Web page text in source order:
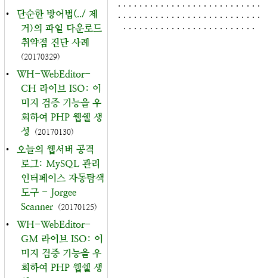
•
단순한 방어법(../ 제
거)의 파일 다운로드
취약점 진단 사례
(20170329)
•
WH-WebEditor-
CH 라이브 ISO: 이
미지 검증 기능을 우
회하여 PHP 웹쉘 생
성
(20170130)
•
오늘의 웹서버 공격
로그: MySQL 관리
인터페이스 자동탐색
도구 - Jorgee
Scanner (20170125)
•
WH-WebEditor-
GM 라이브 ISO: 이
미지 검증 기능을 우
회하여 PHP 웹쉘 생
. . . . . . . . . . . . . . . . . . . . . . . . . . .
. . . . . . . . . . . . . . . . . . . . . . . . . . .
. . . . . . . . . . . . . . . . . . . . . . . . .